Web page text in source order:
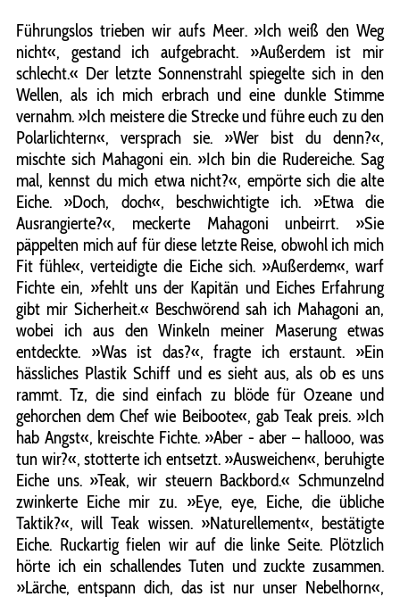
Führungslos trieben wir aufs Meer. »Ich weiß den Weg
nicht«, gestand ich aufgebracht. »Außerdem ist mir
schlecht.« Der letzte Sonnenstrahl spiegelte sich in den
Wellen, als ich mich erbrach und eine dunkle Stimme
vernahm. »Ich meistere die Strecke und führe euch zu den
Polarlichtern«, versprach sie. »Wer bist du denn?«,
mischte sich Mahagoni ein. »Ich bin die Rudereiche. Sag
mal, kennst du mich etwa nicht?«, empörte sich die alte
Eiche. »Doch, doch«, beschwichtigte ich. »Etwa die
Ausrangierte?«, meckerte Mahagoni unbeirrt. »Sie
päppelten mich auf für diese letzte Reise, obwohl ich mich
Fit fühle«, verteidigte die Eiche sich. »Außerdem«, warf
Fichte ein, »fehlt uns der Kapitän und Eiches Erfahrung
gibt mir Sicherheit.« Beschwörend sah ich Mahagoni an,
wobei ich aus den Winkeln meiner Maserung etwas
entdeckte. »Was ist das?«, fragte ich erstaunt. »Ein
hässliches Plastik Schiff und es sieht aus, als ob es uns
rammt. Tz, die sind einfach zu blöde für Ozeane und
gehorchen dem Chef wie Beiboote«, gab Teak preis. »Ich
hab Angst«, kreischte Fichte. »Aber - aber – hallooo, was
tun wir?«, stotterte ich entsetzt. »Ausweichen«, beruhigte
Eiche uns. »Teak, wir steuern Backbord.« Schmunzelnd
zwinkerte Eiche mir zu. »Eye, eye, Eiche, die übliche
Taktik?«, will Teak wissen. »Naturellement«, bestätigte
Eiche. Ruckartig fielen wir auf die linke Seite. Plötzlich
hörte ich ein schallendes Tuten und zuckte zusammen.
»Lärche, entspann dich, das ist nur unser Nebelhorn«,